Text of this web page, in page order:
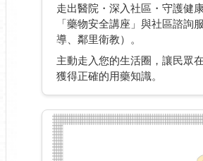
走出醫院・深入社區・守護健
「藥物安全講座」與社區諮詢
導、鄰里衛教）。
主動走入您的生活圈，讓民眾
獲得正確的用藥知識。